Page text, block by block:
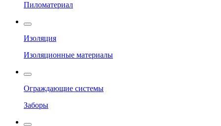
Пиломатериал
Изоляция
Изоляционные материалы
Ограждающие системы
Заборы